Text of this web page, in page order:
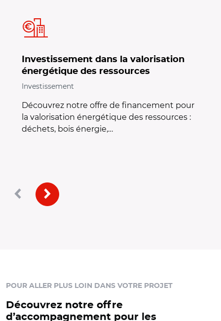
PrécédentSuivant
Investissement dans la valorisation
énergétique des ressources
Investissement
Découvrez notre offre de financement pour
la valorisation énergétique des ressources :
déchets, bois énergie,…
Découvrez notre offre
d’accompagnement pour les
POUR ALLER PLUS LOIN DANS VOTRE PROJET